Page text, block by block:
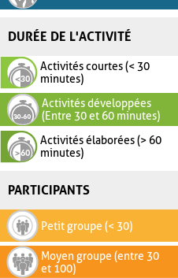
DURÉE DE L'ACTIVITÉ
Activités courtes (< 30
minutes)
Activités développées
(Entre 30 et 60 minutes)
Activités élaborées (> 60
minutes)
PARTICIPANTS
Petit groupe (< 30)
Moyen groupe (entre 30
et 100)